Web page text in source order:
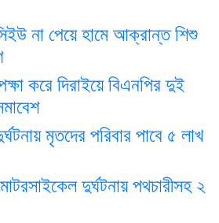
না পেয়ে হামে আক্রান্ত শিশু
করে দিরাইয়ে বিএনপির দুই
মৃতদের পরিবার পাবে ৫ লাখ
দুর্ঘটনায় পথচারীসহ ২